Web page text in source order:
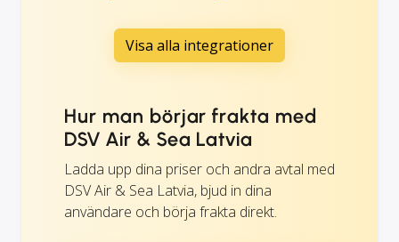
Visa alla integrationer
Hur man börjar frakta med
DSV Air & Sea Latvia
Ladda upp dina priser och andra avtal med
DSV Air & Sea Latvia, bjud in dina
användare och börja frakta direkt.